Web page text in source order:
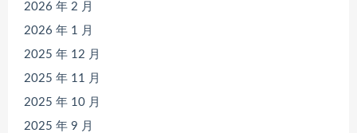
2026 年 2 月
2026 年 1 月
2025 年 12 月
2025 年 11 月
2025 年 10 月
2025 年 9 月